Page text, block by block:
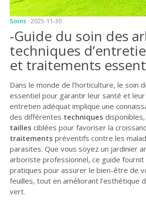
ENTRETIEN
PISCINE
ENTRETIEN
PARTENAIRES
LIGNE JARDIN
INFO PAYSAGISTE
GUIDE JARDIN ET
PAYSAGE
GUIDE JARDIN
ELAGAGE ET
COMPAGNIE
Soins · 2025-11-30
-Guide du soin des
techniques
et traitements
Dans le monde de l’horticulture, le soin
essentiel pour garantir leur santé et
entretien adéquat implique une
des différentes techniques disponibles,
tailles ciblées pour favoriser la
traitements préventifs contre les
parasites. Que vous soyez un jardinier
arboriste professionnel, ce guide fournit
pratiques pour assurer le bien-être de
feuilles, tout en améliorant l’esthétique
vert.